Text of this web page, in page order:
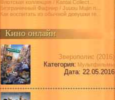
Флотская коллекция / Kantai Collect...
Безграничный Фафнир / Juuou Mujin n...
Как воспитать из обычной девушки ге...
Кино онлайн
Зверополис (2016)
Категория: Мультфильмы
Дата: 22.05.2016